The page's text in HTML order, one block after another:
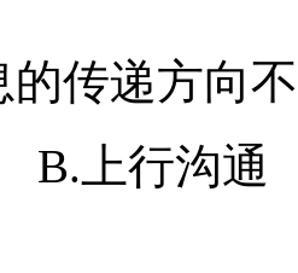
的传递方向
B.上行沟